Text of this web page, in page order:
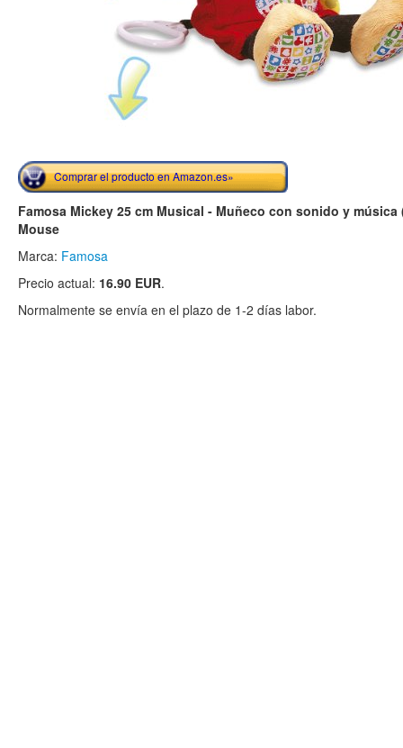
Comprar el producto en Amazon.es»
Famosa Mickey 25 cm Musical - Muñeco con sonido y
Mouse
Marca: Famosa
Precio actual: 16.90 EUR.
Normalmente se envía en el plazo de 1-2 días labor.